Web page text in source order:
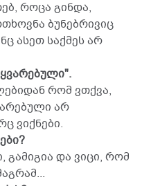
როცა გინდა,
ბუნებრივიც
ასეთ საქმეს არ
რომ ვთქვა,
არ
ვიქნები.
გამიგია და ვიცი, რომ